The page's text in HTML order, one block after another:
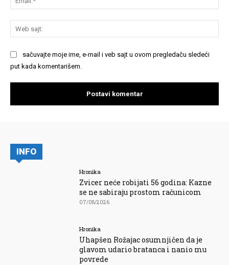
sačuvajte moje ime, e-mail i veb sajt u ovom pregledaču sledeći
put kada komentarišem.
INFO
Hronika
Zvicer neće robijati 56 godina: Kazne
se ne sabiraju prostom računicom
07/08/2026
Hronika
Uhapšen Rožajac osumnjičen da je
glavom udario bratanca i nanio mu
povrede